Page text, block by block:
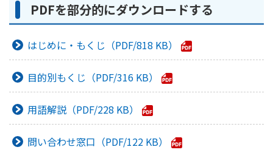
マイページでできること
新規登録
ログイン
ご契約内容の確認
お客さまに関する情報等の確認の取り組み
保険の探し方のポイント
保険かんたん診断
これからのライフイベントでかかる費用とは？
お問い合わせ先
医療
お金
子育て
健康情報
経営理念・経営戦略
会社概要
財務情報
日本郵政グループとしての取り組み
採用情報
CM・オウンドメディア／ソーシャルメディア
株主・投資家のみなさまへ
採用情報
English
PDFを部分的にダウンロードする
はじめに・もくじ 818 KB
目的別もくじ 316 KB
用語解説 228 KB
問い合わせ窓口 122 KB